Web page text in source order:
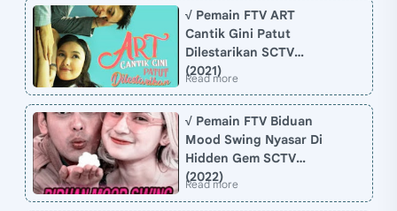
√ Pemain FTV ART
Cantik Gini Patut
Dilestarikan SCTV
(2021)
√ Pemain FTV Biduan
Mood Swing Nyasar Di
Hidden Gem SCTV
(2022)